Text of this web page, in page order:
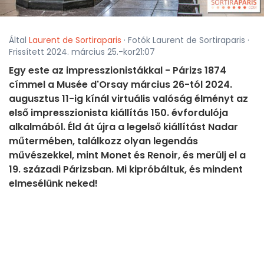
Által Laurent de Sortiraparis · Fotók Laurent de Sortiraparis ·
Frissített 2024. március 25.-kor21:07
Egy este az impresszionistákkal - Párizs 1874
címmel a Musée d'Orsay március 26-tól 2024.
augusztus 11-ig kínál virtuális valóság élményt az
első impresszionista kiállítás 150. évfordulója
alkalmából. Éld át újra a legelső kiállítást Nadar
műtermében, találkozz olyan legendás
művészekkel, mint Monet és Renoir, és merülj el a
19. századi Párizsban. Mi kipróbáltuk, és mindent
elmesélünk neked!